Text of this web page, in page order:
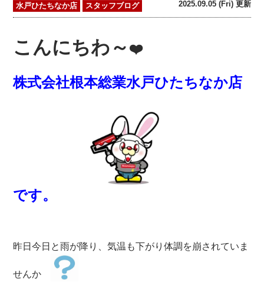
水戸ひたちなか店 スタッフブログ 2025.09.05 (Fri) 更新
こんにちわ～ ❤️
株式会社根本総業水戸ひたちなか店
です。
昨日今日と雨が降り、気温も下がり体調を崩されていま
せんか